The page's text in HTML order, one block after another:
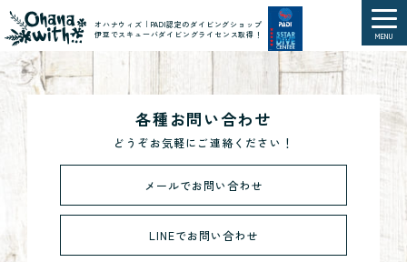
オハナウィズ｜PADI認定のダイビングショップ
伊豆でスキューバダイビングライセンス取得！
MENU
各種お問い合わせ
どうぞお気軽にご連絡ください！
メールでお問い合わせ
LINEでお問い合わせ